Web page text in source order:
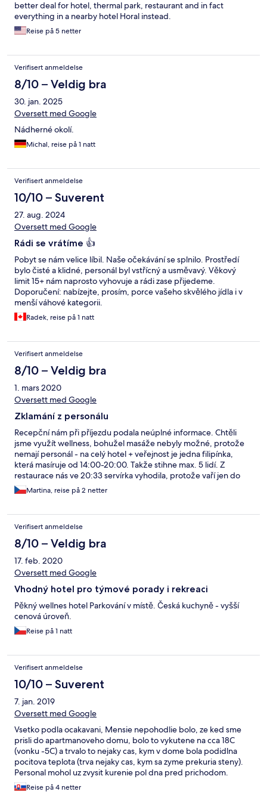
better deal for hotel, thermal park, restaurant and in fact
everything in a nearby hotel Horal instead.
Reise på 5 netter
Verifisert anmeldelse
8/10 – Veldig bra
30. jan. 2025
Oversett med Google
Nádherné okolí.
Michal, reise på 1 natt
Verifisert anmeldelse
10/10 – Suverent
27. aug. 2024
Oversett med Google
Rádi se vrátíme 👍
Pobyt se nám velice líbil. Naše očekávání se splnilo. Prostředí
bylo čisté a klidné, personál byl vstřícný a usměvavý. Věkový
limit 15+ nám naprosto vyhovuje a rádi zase přijedeme.
Doporučení: nabízejte, prosím, porce vašeho skvělého jídla i v
menší váhové kategorii.
Radek, reise på 1 natt
Verifisert anmeldelse
8/10 – Veldig bra
1. mars 2020
Oversett med Google
Zklamání z personálu
Recepční nám při příjezdu podala neúplné informace. Chtěli
jsme využít wellness, bohužel masáže nebyly možné, protože
nemají personál - na celý hotel + veřejnost je jedna filipínka,
která masíruje od 14:00-20:00. Takže stihne max. 5 lidí. Z
restaurace nás ve 20:33 servírka vyhodila, protože vaří jen do
20:30. Tuto informaci nám nikdo při příjezdu nesdělil. Tak jsme
hledali v rozsahu 10 km otevřenou restauraci - bez úspěchu. Ale
zavírala by nám snesla modré z nebe. Prostředí Ondrášova
dvoru krásné, ale personál a služby obrovské zklamání.
Martina, reise på 2 netter
Verifisert anmeldelse
8/10 – Veldig bra
17. feb. 2020
Oversett med Google
Vhodný hotel pro týmové porady i rekreaci
Pěkný wellnes hotel Parkování v místě. Česká kuchyně - vyšší
cenová úroveň.
Reise på 1 natt
Verifisert anmeldelse
10/10 – Suverent
7. jan. 2019
Oversett med Google
Vsetko podla ocakavani, Mensie nepohodlie bolo, ze ked sme
prisli do apartmanoveho domu, bolo to vykutene na cca 18C
(vonku -5C) a trvalo to nejaky cas, kym v dome bola podidlna
pocitova teplota (trva nejaky cas, kym sa zyme prekuria steny).
Personal mohol uz zvysit kurenie pol dna pred prichodom.
Trochu pomohlo, ze v domku dol krb, a tam sa dalo rychlo
zakurit. Inac cisty a krasny hotel s dobrou kuchynou. Vyborne na
Reise på 4 netter